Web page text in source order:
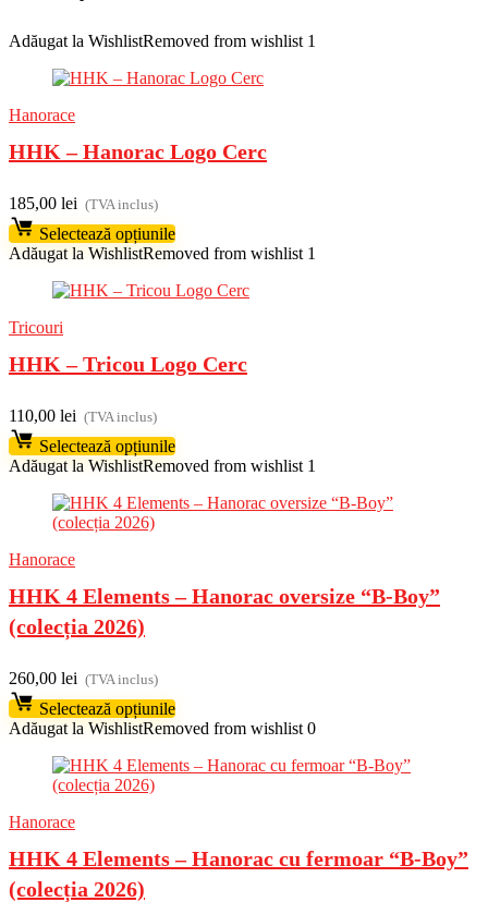
Adăugat la WishlistRemoved from wishlist 1
Hanorace
HHK – Hanorac Logo Cerc
185,00 lei (TVA inclus)
Selectează opțiunile
Adăugat la WishlistRemoved from wishlist 1
Tricouri
HHK – Tricou Logo Cerc
110,00 lei (TVA inclus)
Selectează opțiunile
Adăugat la WishlistRemoved from wishlist 1
Hanorace
HHK 4 Elements – Hanorac oversize “B-Boy”
(colecția 2026)
260,00 lei (TVA inclus)
Selectează opțiunile
Adăugat la WishlistRemoved from wishlist 0
Hanorace
HHK 4 Elements – Hanorac cu fermoar “B-Boy”
(colecția 2026)